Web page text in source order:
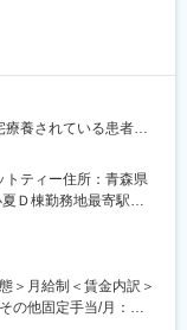
ての機械トラブルに対
業
契約更新、修理履歴・
ります。
ムに触れる事が可能で
スキルも習得可能な
る優良企業の正社員と
験ノルマなし）
養されている患者様
度）
す。（1週間の平均労
トティー住所：青森県
禁煙変更の範囲：無
＞月給制＜賃金内訳＞
の他固定手当/月：